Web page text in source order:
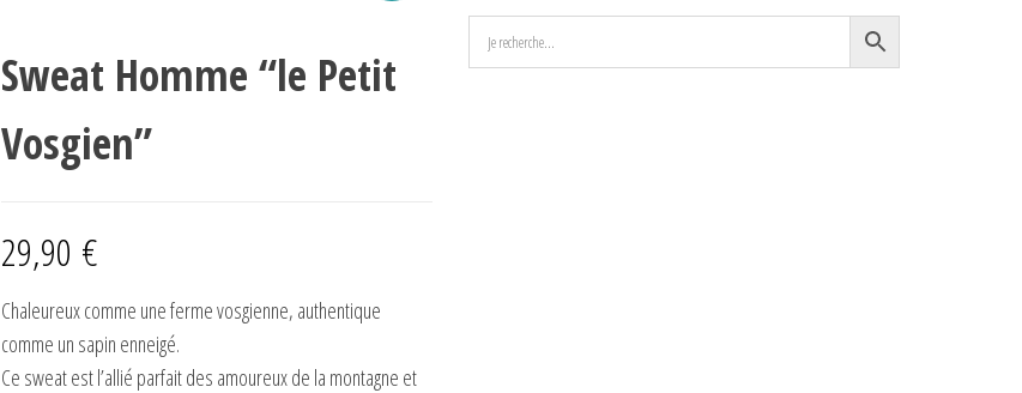
Sweat Homme “le Petit
Vosgien”
29,90 €
Chaleureux comme une ferme vosgienne, authentique
comme un sapin enneigé.
Ce sweat est l’allié parfait des amoureux de la montagne et